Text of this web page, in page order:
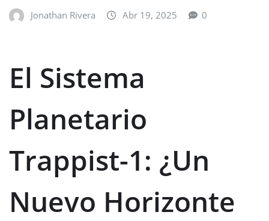
Jonathan Rivera Abr 19, 2025 0
El Sistema
Planetario
Trappist-1: ¿Un
Nuevo Horizonte